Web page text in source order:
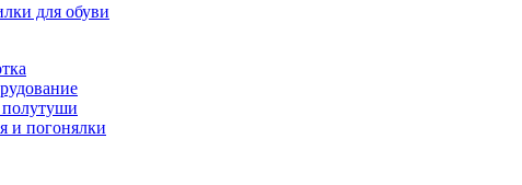
для обуви
и погонялки